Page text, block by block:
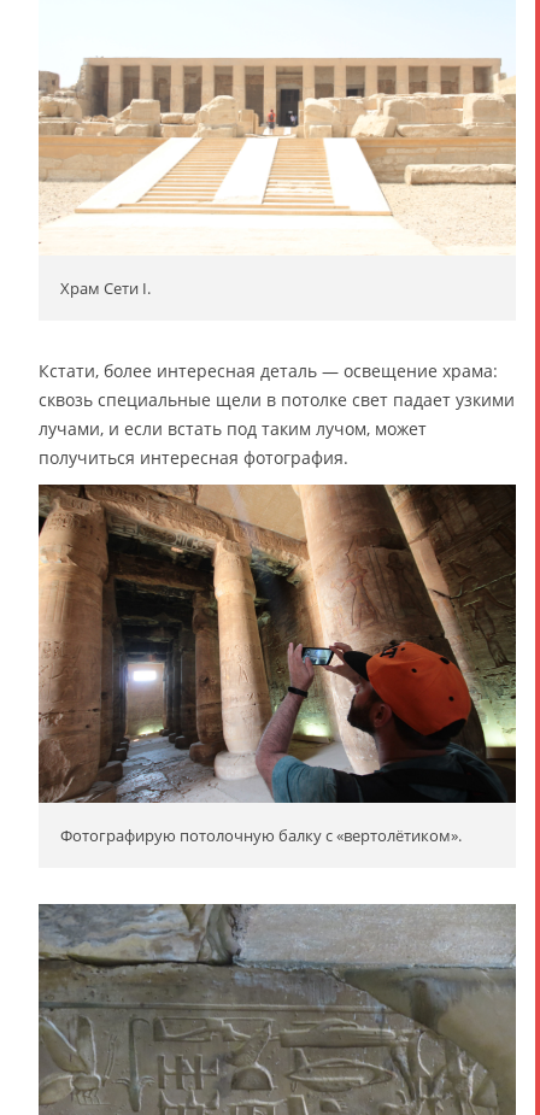
Храм Сети I.
Кстати, более интересная деталь — освещение храма:
сквозь специальные щели в потолке свет падает узкими
лучами, и если встать под таким лучом, может
получиться интересная фотография.
Фотографирую потолочную балку с «вертолётиком».